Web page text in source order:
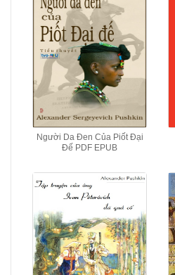
Người Da Đen Của Piốt Đại
Đế PDF EPUB